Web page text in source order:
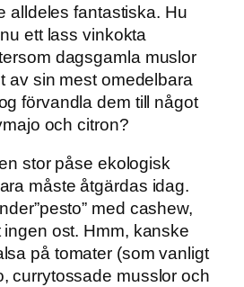
alldeles fantastiska. Hu
ett lass vinkokta
dagsgamla muslor
av sin mest omedelbara
förvandla dem till något
och citron?
stor påse ekologisk
måste åtgärdas idag.
med cashew,
ingen ost. Hmm, kanske
på tomater (som vanligt
currytossade musslor och